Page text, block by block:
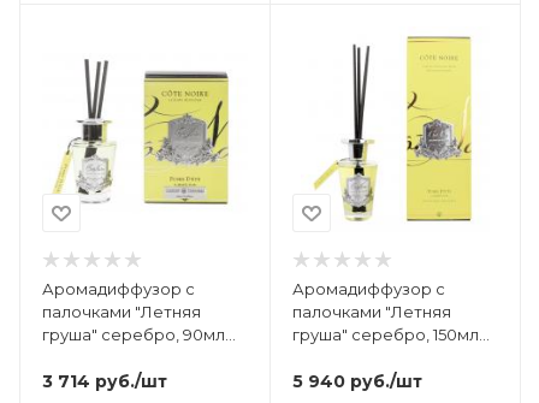
Аромадиффузор с
палочками "Летняя
груша" серебро, 90мл
3 714 руб./шт
Аромадиффузор с
палочками "Летняя
груша" серебро, 150мл
5 940 руб./шт